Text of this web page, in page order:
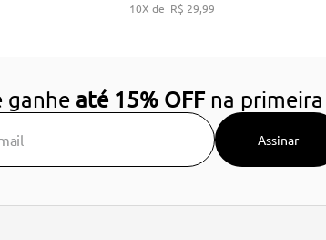
ADICIONAR AO
10 R$ 29,99
ganhe até 15% OFFna
Assinar